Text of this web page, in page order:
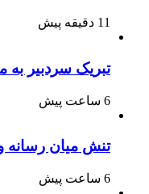
11 دقیقه پیش
تبریک سردبیر به
6 ساعت پیش
تنش میان رسانه
6 ساعت پیش